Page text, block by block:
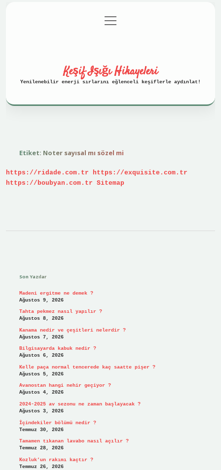
Gizlilik Politikası
menüyü
aç
Keşif Işığı Hikayeleri
Yenilenebilir enerji sırlarını eğlenceli keşiflerle aydınlat!
Etiket: Noter sayısal mı sözel mi
https://ridade.com.tr
https://exquisite.com.tr
https://boubyan.com.tr Sitemap
Son Yazılar
Madeni ergitme ne demek ?
Ağustos 9, 2026
Tahta pekmez nasıl yapılır ?
Ağustos 8, 2026
Kanama nedir ve çeşitleri nelerdir ?
Ağustos 7, 2026
Bilgisayarda kabuk nedir ?
Ağustos 6, 2026
Kelle paça normal tencerede kaç saatte pişer ?
Ağustos 5, 2026
Avanostan hangi nehir geçiyor ?
Ağustos 4, 2026
2024-2025 av sezonu ne zaman başlayacak ?
Ağustos 3, 2026
İçindekiler bölümü nedir ?
Temmuz 30, 2026
Tamamen tıkanan lavabo nasıl açılır ?
Temmuz 28, 2026
Kozluk’un rakımı kaçtır ?
Temmuz 26, 2026